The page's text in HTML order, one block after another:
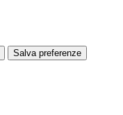
Salva preferenze